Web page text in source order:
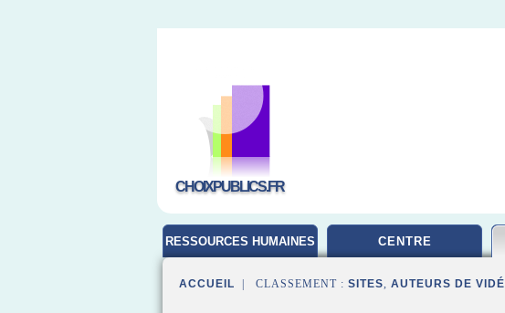
CHOIXPUBLICS.FR
RESSOURCES HUMAINES CENTRE
ACCUEIL | CLASSEMENT : SITES, AUTEURS DE